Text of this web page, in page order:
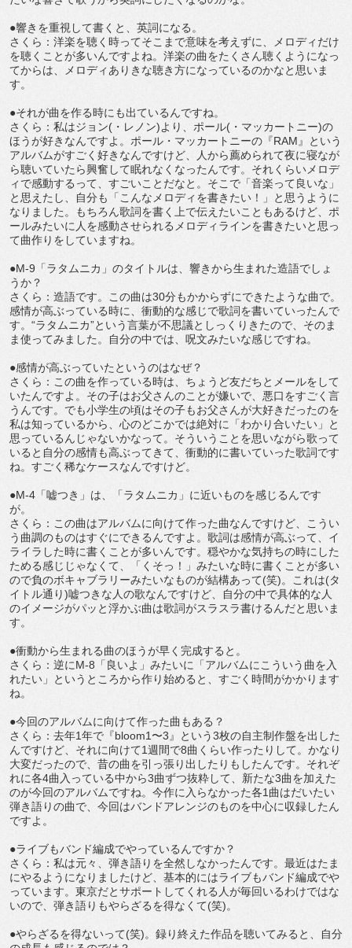
●響きを重視して書くと、英詞になる。
さくら：洋楽を聴く時ってそこまで意味を考えずに、メロディだけ
を聴くことが多いんですよね。洋楽の曲をたくさん聴くようになっ
てからは、メロディありきな聴き方になっているのかなと思いま
す。
●それが曲を作る時にも出ているんですね。
さくら：私はジョン(・レノン)より、ポール(・マッカートニー)の
ほうが好きなんですよ。ポール・マッカートニーの『RAM』という
アルバムがすごく好きなんですけど、人から薦められて夜に寝なが
ら聴いていたら興奮して眠れなくなったんです。それくらいメロデ
ィで感動するって、すごいことだなと。そこで「音楽って良いな」
と思えたし、自分も「こんなメロディを書きたい！」と思うように
なりました。もちろん歌詞を書く上で伝えたいこともあるけど、ポ
ールみたいに人を感動させられるメロディラインを書きたいと思っ
て曲作りをしていますね。
●M-9「ラタムニカ」のタイトルは、響きから生まれた造語でしょ
うか？
さくら：造語です。この曲は30分もかからずにできたような曲で。
感情が高ぶっている時に、衝動的な感じで歌詞を書いていったんで
す。“ラタムニカ”という言葉が不思議としっくりきたので、そのま
ま使ってみました。自分の中では、呪文みたいな感じですね。
●感情が高ぶっていたというのはなぜ？
さくら：この曲を作っている時は、ちょうど友だちとメールをして
いたんですよ。その子はお父さんのことが嫌いで、悪口をすごく言
うんです。でも小学生の頃はその子もお父さんが大好きだったのを
私は知っているから、心のどこかでは絶対に「わかり合いたい」と
思っているんじゃないかなって。そういうことを思いながら歌って
いると自分の感情も高ぶってきて、衝動的に書いていった歌詞です
ね。すごく稀なケースなんですけど。
●M-4「嘘つき」は、「ラタムニカ」に近いものを感じるんです
が。
さくら：この曲はアルバムに向けて作った曲なんですけど、こうい
う曲調のものはすぐにできるんですよ。歌詞は感情が高ぶって、イ
ライラした時に書くことが多いんです。穏やかな気持ちの時にした
ためる感じじゃなくて、「くそっ！」みたいな時に書くことが多い
ので負のボキャブラリーみたいなものが結構あって(笑)。これは(タ
イトル通り)嘘つきな人の歌なんですけど、自分の中で具体的な人
のイメージがパッと浮かぶ曲は歌詞がスラスラ書けるんだと思いま
す。
●衝動から生まれる曲のほうが早く完成すると。
さくら：逆にM-8「良いよ」みたいに「アルバムにこういう曲を入
れたい」というところから作り始めると、すごく時間がかかります
ね。
●今回のアルバムに向けて作った曲もある？
さくら：去年1年で『bloom1〜3』という3枚の自主制作盤を出した
んですけど、それに向けて1週間で8曲くらい作ったりして。かなり
大変だったので、昔の曲を引っ張り出したりもしたんです。それぞ
れに各4曲入っている中から3曲ずつ抜粋して、新たな3曲を加えた
のが今回のアルバムですね。今作に入らなかった各1曲はだいたい
弾き語りの曲で、今回はバンドアレンジのものを中心に収録したん
ですよ。
●ライブもバンド編成でやっているんですか？
さくら：私は元々、弾き語りを全然しなかったんです。最近はたま
にやるようになりましたけど、基本的にはライブもバンド編成でや
っています。東京だとサポートしてくれる人が毎回いるわけではな
いので、弾き語りもやらざるを得なくて(笑)。
●やらざるを得ないって(笑)。録り終えた作品を聴いてみると、自分